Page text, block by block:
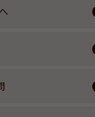
商品
ウィルフリー＞